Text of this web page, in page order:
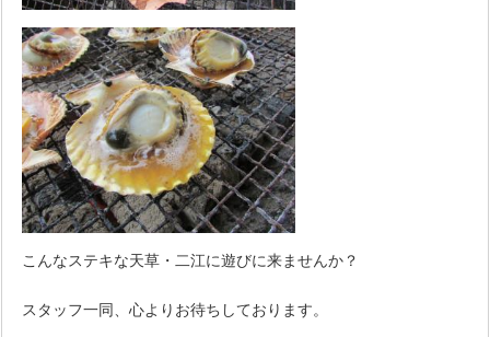
こんなステキな天草・二江に遊びに来ませんか？
スタッフ一同、心よりお待ちしております。